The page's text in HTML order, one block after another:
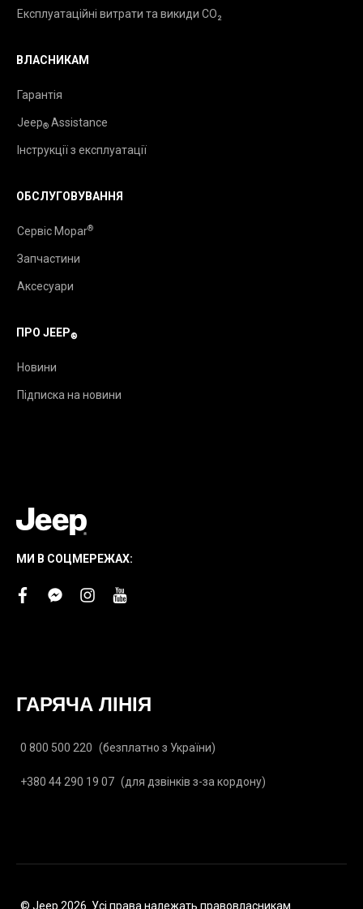
Експлуатаційні витрати та викиди CO₂
ВЛАСНИКАМ
Гарантія
Jeep® Assistance
Інструкції з експлуатації
ОБСЛУГОВУВАННЯ
Сервіс Mopar®
Запчастини
Аксесуари
ПРО JEEP®
Новини
Підписка на новини
МИ В СОЦМЕРЕЖАХ:
facebookfacebook-
instagram
youtube
ГАРЯЧА ЛІНІЯ
0 800 500 220 (безплатно з України)
+380 44 290 19 07 (для дзвінків з-за кордону)
© Jeep 2026. Усі права належать правовласникам